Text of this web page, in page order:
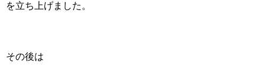
を立ち上げました。
その後は